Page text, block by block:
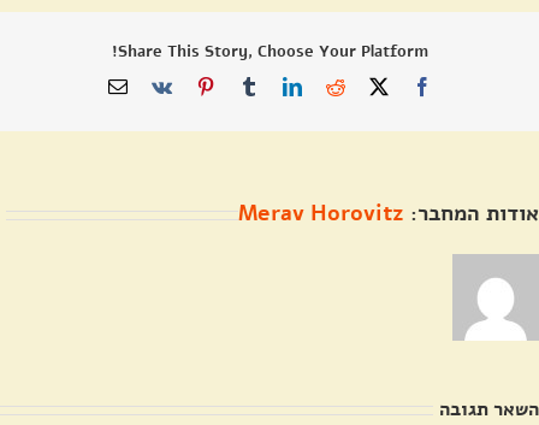
Share This Story, Choose Your Platform!
Facebook
X
Reddit
LinkedIn
Tumblr
Pinterest
Vk
כתובת
אודות המחבר: Merav Horovitz
השאר תגובה